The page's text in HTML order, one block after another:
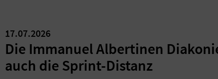
17.07.2026
Die Immanuel Albertinen
auch die Sprint-Distanz